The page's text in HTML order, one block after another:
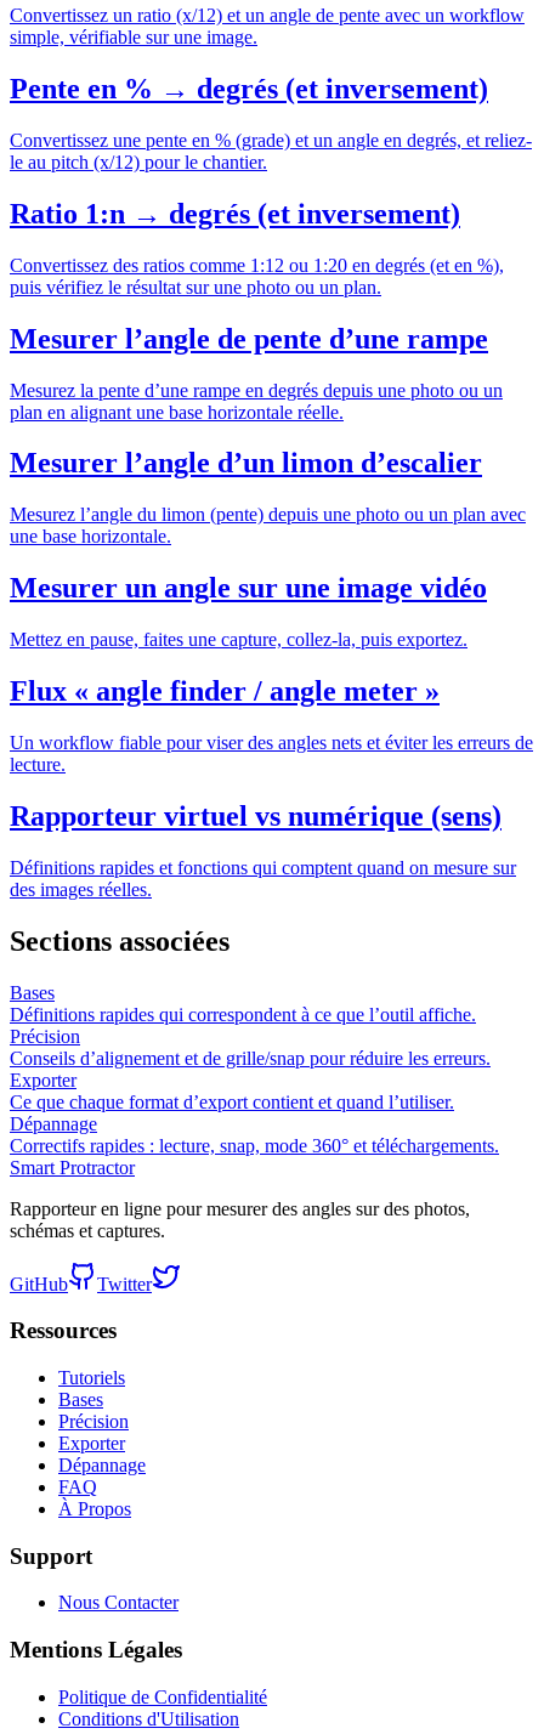
Convertissez un ratio (x/12) et un angle de pente avec un workflow
simple, vérifiable sur une image.
Pente en % → degrés (et inversement)
Convertissez une pente en % (grade) et un angle en degrés, et reliez-
le au pitch (x/12) pour le chantier.
Ratio 1:n → degrés (et inversement)
Convertissez des ratios comme 1:12 ou 1:20 en degrés (et en %),
puis vérifiez le résultat sur une photo ou un plan.
Mesurer l’angle de pente d’une rampe
Mesurez la pente d’une rampe en degrés depuis une photo ou un
plan en alignant une base horizontale réelle.
Mesurer l’angle d’un limon d’escalier
Mesurez l’angle du limon (pente) depuis une photo ou un plan avec
une base horizontale.
Mesurer un angle sur une image vidéo
Mettez en pause, faites une capture, collez-la, puis exportez.
Flux « angle finder / angle meter »
Un workflow fiable pour viser des angles nets et éviter les erreurs de
lecture.
Rapporteur virtuel vs numérique (sens)
Définitions rapides et fonctions qui comptent quand on mesure sur
des images réelles.
Sections associées
Bases
Définitions rapides qui correspondent à ce que l’outil affiche.
Précision
Conseils d’alignement et de grille/snap pour réduire les erreurs.
Exporter
Ce que chaque format d’export contient et quand l’utiliser.
Dépannage
Correctifs rapides : lecture, snap, mode 360° et téléchargements.
Smart Protractor
Rapporteur en ligne pour mesurer des angles sur des photos,
schémas et captures.
GitHub Twitter
Ressources
Tutoriels
Bases
Précision
Exporter
Dépannage
FAQ
À Propos
Support
Nous Contacter
Mentions Légales
Politique de Confidentialité
Conditions d'Utilisation